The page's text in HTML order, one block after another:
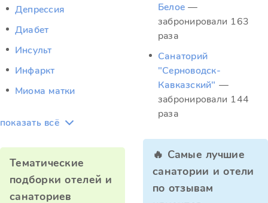
Депрессия
Диабет
Инсульт
Инфаркт
Миома матки
показать всё
Тематические
подборки отелей и
санаториев
Белое —
забронировали 163
раза
Санаторий
"Серноводск-
Кавказский" —
забронировали 144
раза
🔥 Самые лучшие
санатории и отели
по отзывам